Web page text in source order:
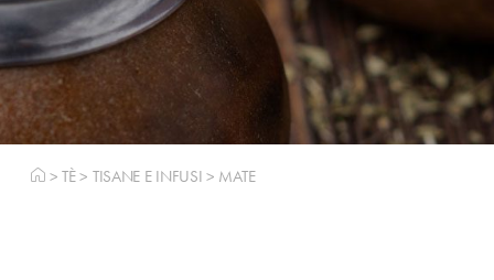
>TÈ> TISANE E INFUSI > MATE